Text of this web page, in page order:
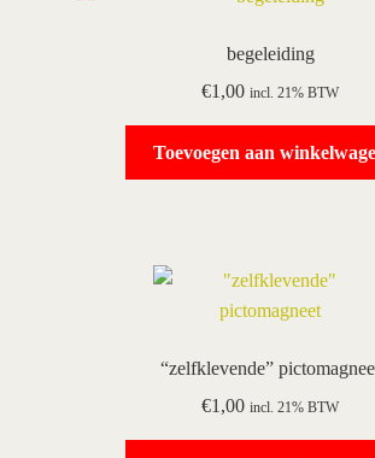
begeleiding
€1,00 incl. 21% BTW
Toevoegen aan
“zelfklevende”
€1,00 incl. 21% BTW